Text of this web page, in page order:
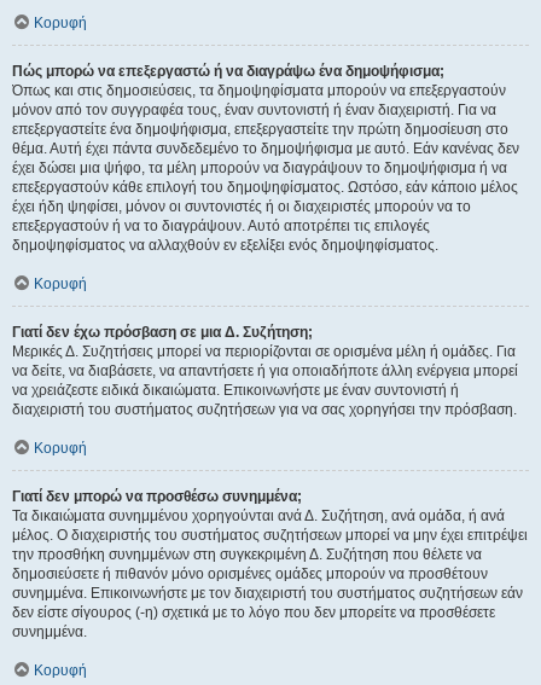
Κορυφή
Πώς μπορώ να επεξεργαστώ ή να διαγράψω ένα δημοψήφισμα;
Όπως και στις δημοσιεύσεις, τα δημοψηφίσματα μπορούν να επεξεργαστούν
μόνον από τον συγγραφέα τους, έναν συντονιστή ή έναν διαχειριστή. Για να
επεξεργαστείτε ένα δημοψήφισμα, επεξεργαστείτε την πρώτη δημοσίευση στο
θέμα. Αυτή έχει πάντα συνδεδεμένο το δημοψήφισμα με αυτό. Εάν κανένας δεν
έχει δώσει μια ψήφο, τα μέλη μπορούν να διαγράψουν το δημοψήφισμα ή να
επεξεργαστούν κάθε επιλογή του δημοψηφίσματος. Ωστόσο, εάν κάποιο μέλος
έχει ήδη ψηφίσει, μόνον οι συντονιστές ή οι διαχειριστές μπορούν να το
επεξεργαστούν ή να το διαγράψουν. Αυτό αποτρέπει τις επιλογές
δημοψηφίσματος να αλλαχθούν εν εξελίξει ενός δημοψηφίσματος.
Κορυφή
Γιατί δεν έχω πρόσβαση σε μια Δ. Συζήτηση;
Μερικές Δ. Συζητήσεις μπορεί να περιορίζονται σε ορισμένα μέλη ή ομάδες. Για
να δείτε, να διαβάσετε, να απαντήσετε ή για οποιαδήποτε άλλη ενέργεια μπορεί
να χρειάζεστε ειδικά δικαιώματα. Επικοινωνήστε με έναν συντονιστή ή
διαχειριστή του συστήματος συζητήσεων για να σας χορηγήσει την πρόσβαση.
Κορυφή
Γιατί δεν μπορώ να προσθέσω συνημμένα;
Τα δικαιώματα συνημμένου χορηγούνται ανά Δ. Συζήτηση, ανά ομάδα, ή ανά
μέλος. Ο διαχειριστής του συστήματος συζητήσεων μπορεί να μην έχει επιτρέψει
την προσθήκη συνημμένων στη συγκεκριμένη Δ. Συζήτηση που θέλετε να
δημοσιεύσετε ή πιθανόν μόνο ορισμένες ομάδες μπορούν να προσθέτουν
συνημμένα. Επικοινωνήστε με τον διαχειριστή του συστήματος συζητήσεων εάν
δεν είστε σίγουρος (-η) σχετικά με το λόγο που δεν μπορείτε να προσθέσετε
συνημμένα.
Κορυφή